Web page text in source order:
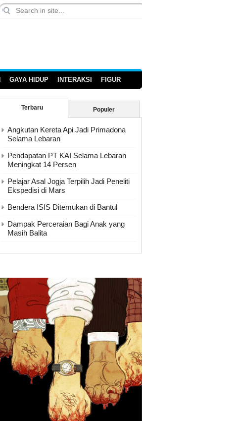
GAYA HIDUP INTERAKSI FIGUR
Terbaru Populer
Angkutan Kereta Api Jadi Primadona
Selama Lebaran
Pendapatan PT KAI Selama Lebaran
Meningkat 14 Persen
Pelajar Asal Jogja Terpilih Jadi Peneliti
Ekspedisi di Mars
Bendera ISIS Ditemukan di Bantul
Dampak Perceraian Bagi Anak yang
Masih Balita